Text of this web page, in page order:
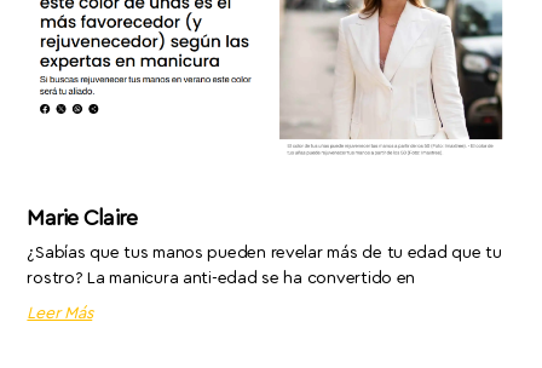
Marie Claire
¿Sabías que tus manos pueden revelar más de tu edad que tu
rostro? La manicura anti-edad se ha convertido en
Leer Más